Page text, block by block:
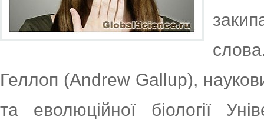
Геллоп (Andrew Gallup),
та еволюційної біології